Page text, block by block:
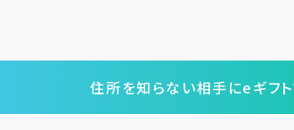
住所を知らない相手にeギフ